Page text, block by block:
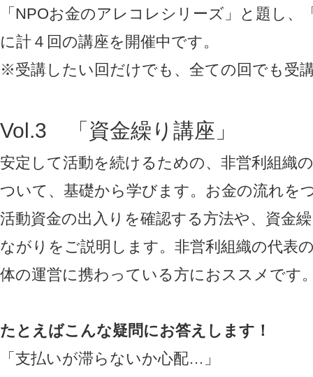
「NPOお金のアレコレシリーズ」と題し、
に計４回の講座を開催中です。
※受講したい回だけでも、全ての回でも受
Vol.3 「資金繰り講座」
安定して活動を続けるための、非営利組織
ついて、基礎から学びます。お金の流れを
活動資金の出入りを確認する方法や、資金
ながりをご説明します。非営利組織の代表
体の運営に携わっている方におススメです
たとえばこんな疑問にお答えします！
「支払いが滞らないか心配…」